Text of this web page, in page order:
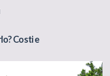
Costi e